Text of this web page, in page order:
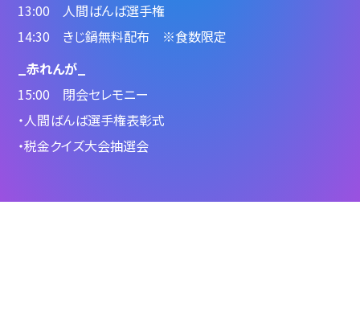
13:00 人間ばんば選手権
14:30 きじ鍋無料配布 ※食数限定
_赤れんが_
15:00 閉会セレモニー
・人間ばんば選手権表彰式
・税金クイズ大会抽選会